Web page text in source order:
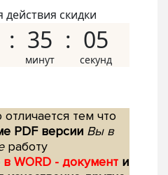
скидки
35 04
тем что
PDF версии Вы в
работу
WORD - документ и